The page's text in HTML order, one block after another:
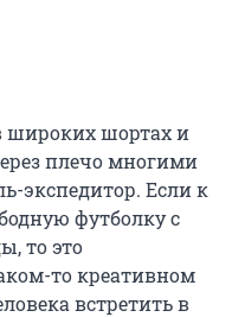
широких шортах и
плечо многими
экспедитор. Если к
футболку с
то это
то креативном
встретить в